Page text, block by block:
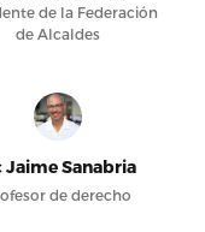
de la Federación
de Alcaldes
Jaime Sanabria
de derecho